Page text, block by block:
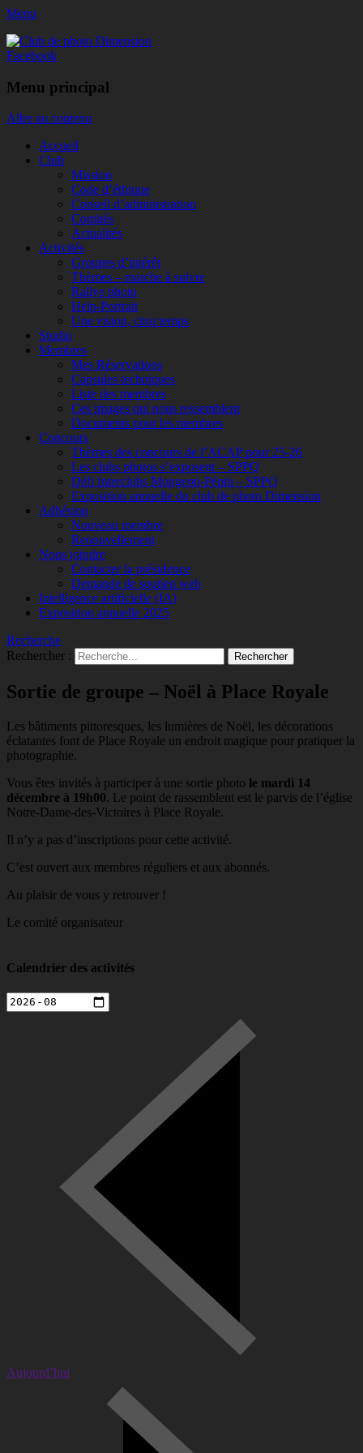
Menu
Club de photo Dimension
Facebook
Menu principal
Aller au contenu
Accueil
Club
Mission
Code d’éthique
Conseil d’administration
Comités
Actualités
Activités
Groupes d’intérêt
Thèmes – marche à suivre
Rallye photo
Help-Portrait
Une vision, cinq temps
Studio
Membres
Mes Réservations
Capsules techniques
Liste des membres
Ces images qui nous ressemblent
Documents pour les membres
Concours
Thèmes des concours de l’ACAP pour 25-26
Les clubs photos s’exposent – SPPQ
Défi Interclubs Mongeon-Pépin – SPPQ
Exposition annuelle du club de photo Dimension
Adhésion
Nouveau membre
Renouvellement
Nous joindre
Contacter la présidence
Demande de soutien web
Intelligence artificielle (IA)
Exposition annuelle 2025
Recherche
Rechercher :
Sortie de groupe – Noël à Place Royale
Les bâtiments pittoresques, les lumières de Noël, les décorations
éclatantes font de Place Royale un endroit magique pour pratiquer la
photographie.
Vous êtes invités à participer à une sortie photo le mardi 14
décembre à 19h00. Le point de rassemblent est le parvis de l’église
Notre-Dame-des-Victoires à Place Royale.
Il n’y a pas d’inscriptions pour cette activité.
C’est ouvert aux membres réguliers et aux abonnés.
Au plaisir de vous y retrouver !
Le comité organisateur
Calendrier des activités
Aujourd’hui